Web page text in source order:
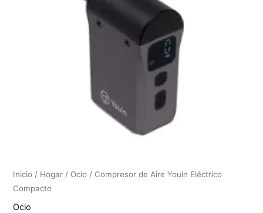
Inicio / Hogar / Ocio / Compresor de Aire Youin Eléctrico
Compacto
Ocio